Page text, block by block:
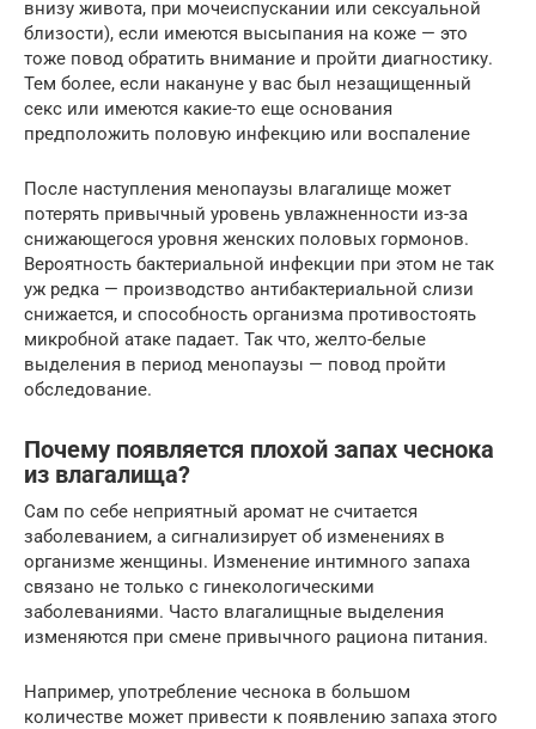
внизу живота, при мочеиспускании или сексуальной
близости), если имеются высыпания на коже — это
тоже повод обратить внимание и пройти диагностику.
Тем более, если накануне у вас был незащищенный
секс или имеются какие-то еще основания
предположить половую инфекцию или воспаление
После наступления менопаузы влагалище может
потерять привычный уровень увлажненности из-за
снижающегося уровня женских половых гормонов.
Вероятность бактериальной инфекции при этом не так
уж редка — производство антибактериальной слизи
снижается, и способность организма противостоять
микробной атаке падает. Так что, желто-белые
выделения в период менопаузы — повод пройти
обследование.
Почему появляется плохой запах чеснока
из влагалища?
Сам по себе неприятный аромат не считается
заболеванием, а сигнализирует об изменениях в
организме женщины. Изменение интимного запаха
связано не только с гинекологическими
заболеваниями. Часто влагалищные выделения
изменяются при смене привычного рациона питания.
Например, употребление чеснока в большом
количестве может привести к появлению запаха этого